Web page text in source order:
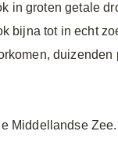
in groten getale
bijna tot in echt
duizenden
Middellandse Zee.